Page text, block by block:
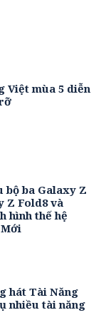
Việt mùa 5 diễn
bộ ba Galaxy Z
Z Fold8 và
hình thế hệ
hát Tài Năng
nhiều tài năng